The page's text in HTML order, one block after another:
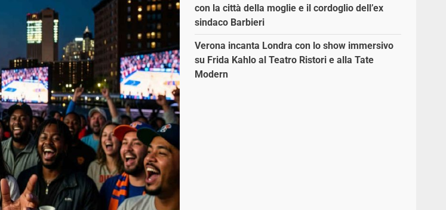
con la città della moglie e il cordoglio dell’ex
sindaco Barbieri
Verona incanta Londra con lo show immersivo
su Frida Kahlo al Teatro Ristori e alla Tate
Modern